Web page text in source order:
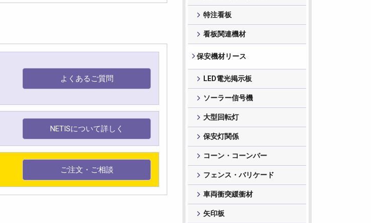
よくあるご質問
NETISについて詳しく
ご注文・ご相談
特注看板
看板関連機材
保安機材リース
LED電光掲示板
ソーラー信号機
大型回転灯
保安灯関係
コーン・コーンバー
フェンス・バリケード
車両衝突緩衝材
矢印板